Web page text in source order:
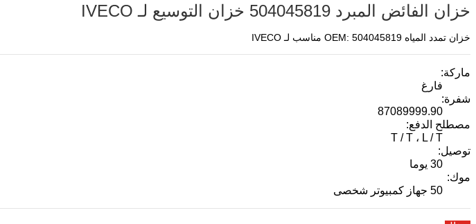
خزان الفائض المبرد 504045819 خزان التوسيع لـ IVECO
خزان تمدد المياه OEM: 504045819 مناسب لـ IVECO
ماركة:
فارغ
شفرة:
87089999.90
مصطلح الدفع:
T / T ، L / T
توصيل:
30 يوما
موك:
50 جهاز كمبيوتر شخصى